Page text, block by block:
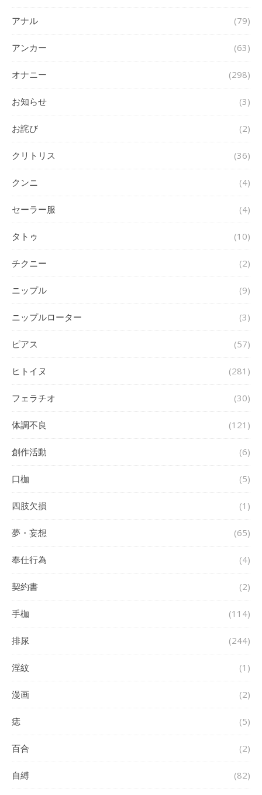
アナル (79)
アンカー (63)
オナニー (298)
お知らせ (3)
お詫び (2)
クリトリス (36)
クンニ (4)
セーラー服 (4)
タトゥ (10)
チクニー (2)
ニップル (9)
ニップルローター (3)
ピアス (57)
ヒトイヌ (281)
フェラチオ (30)
体調不良 (121)
創作活動 (6)
口枷 (5)
四肢欠損 (1)
夢・妄想 (65)
奉仕行為 (4)
契約書 (2)
手枷 (114)
排尿 (244)
淫紋 (1)
漫画 (2)
痣 (5)
百合 (2)
自縛 (82)